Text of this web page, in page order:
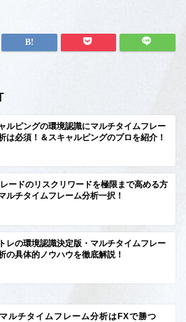
ルピングの環境認識にマルチタイムフレー
は必須！＆スキャルピングのプロを紹介！
ードのリスクリワードを極限まで高める方
ルチタイムフレーム分析一択！
レの環境認識決定版・マルチタイムフレー
の具体的ノウハウを徹底解説！
マルチタイムフレーム分析はFXで勝つ